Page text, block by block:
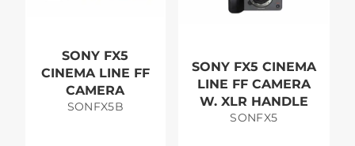
SONY FX5
CINEMA LINE FF
CAMERA
SONFX5B
SONY FX5 CINEMA
LINE FF CAMERA
W. XLR HANDLE
SONFX5